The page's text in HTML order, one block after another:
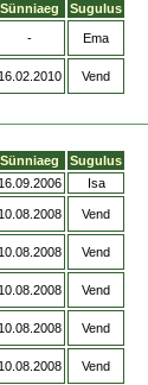
Sünniaeg
Sugulus
- Ema
16.02.2010 Vend
Sünniaeg
Sugulus
16.09.2006
Isa
10.08.2008 Vend
10.08.2008 Vend
10.08.2008 Vend
10.08.2008 Vend
10.08.2008 Vend